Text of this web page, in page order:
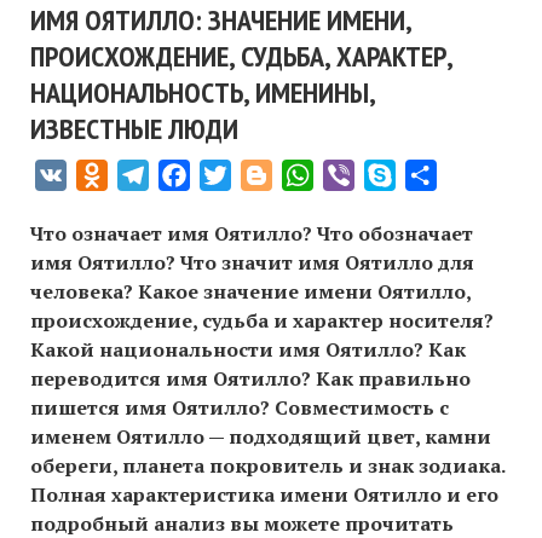
ИМЯ ОЯТИЛЛО: ЗНАЧЕНИЕ ИМЕНИ,
ПРОИСХОЖДЕНИЕ, СУДЬБА, ХАРАКТЕР,
НАЦИОНАЛЬНОСТЬ, ИМЕНИНЫ,
ИЗВЕСТНЫЕ ЛЮДИ
VK Odnoklassniki
TelegramFacebookTwitterBloggerWhatsApp
Viber Skype
Что означает имя Оятилло? Что обозначает
имя Оятилло? Что значит имя Оятилло для
человека? Какое значение имени Оятилло,
происхождение, судьба и характер носителя?
Какой национальности имя Оятилло? Как
переводится имя Оятилло? Как правильно
пишется имя Оятилло? Совместимость c
именем Оятилло — подходящий цвет, камни
обереги, планета покровитель и знак зодиака.
Полная характеристика имени Оятилло и его
подробный анализ вы можете прочитать